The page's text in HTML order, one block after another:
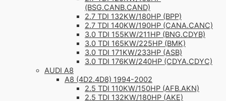
(BSG.CANB.CAND)
2.7 TDI 132KW/180HP (BPP)
2.7 TDI 140KW/190HP (CANA.CANC)
3.0 TDI 155KW/211HP (BNG.CDYB)
3.0 TDI 165KW/225HP (BMK)
3.0 TDI 171KW/233HP (ASB)
3.0 TDI 176KW/240HP (CDYA.CDYC)
AUDI A8
A8 (4D2.4D8) 1994-2002
2.5 TDI 110KW/150HP (AFB.AKN)
2.5 TDI 132KW/180HP (AKE)